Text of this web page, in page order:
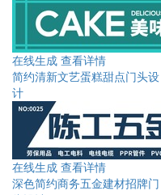
在线生成 查看详情
简约清新文艺蛋糕甜点门头设
计
在线生成 查看详情
深色简约商务五金建材招牌门